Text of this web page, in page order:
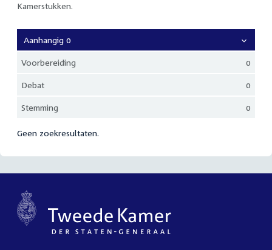
Kamerstukken.
Aanhangig 0
Voorbereiding 0
Debat 0
Stemming 0
Geen zoekresultaten.